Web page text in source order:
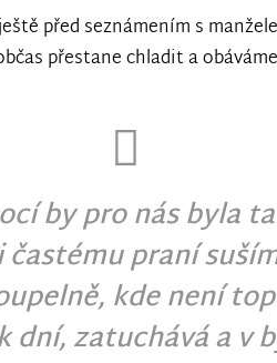
před seznámením s
přestane chladit a
by pro nás byla
praní
kde není
dní, zatuchává a v